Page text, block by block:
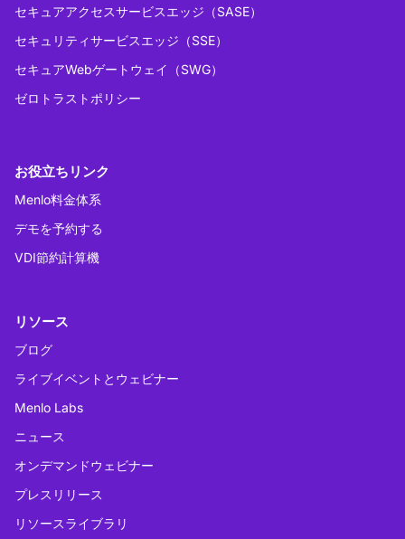
セキュアアクセスサービスエッジ（SASE）
セキュリティサービスエッジ（SSE）
セキュアWebゲートウェイ（SWG）
ゼロトラストポリシー
お役立ちリンク
Menlo料金体系
デモを予約する
VDI節約計算機
リソース
ブログ
ライブイベントとウェビナー
Menlo Labs
ニュース
オンデマンドウェビナー
プレスリリース
リソースライブラリ